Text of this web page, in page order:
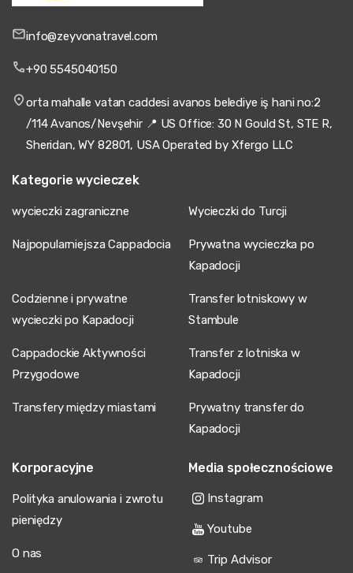
info@zeyvonatravel.com
+90 5545040150
orta mahalle vatan caddesi avanos belediye iş hani no:2
/114 Avanos/Nevşehir 📍 US Office: 30 N Gould St, STE R,
Sheridan, WY 82801, USA Operated by Xfergo LLC
Kategorie wycieczek
wycieczki zagraniczne Wycieczki do Turcji
Najpopularniejsza Cappadocia
Prywatna wycieczka po
Kapadocji
Codzienne i prywatne
wycieczki po Kapadocji
Transfer lotniskowy w
Stambule
Cappadockie Aktywności
Przygodowe
Transfer z lotniska w
Kapadocji
Transfery między miastami
Prywatny transfer do
Kapadocji
Korporacyjne
Polityka anulowania i zwrotu
pieniędzy
O nas
Media społecznościowe
Instagram
Youtube
Trip Advisor